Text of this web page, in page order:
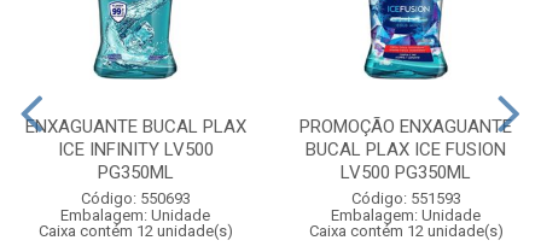
ENXAGUANTE BUCAL PLAX
ICE INFINITY LV500
PG350ML
Código: 550693
Embalagem: Unidade
Caixa contém 12 unidade(s)
PROMOÇÃO ENXAGUANTE
BUCAL PLAX ICE FUSION
LV500 PG350ML
Código: 551593
Embalagem: Unidade
Caixa contém 12 unidade(s)